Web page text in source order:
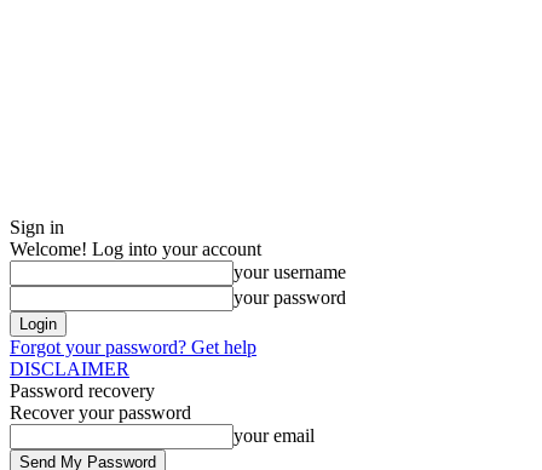
Sign in
Welcome! Log into your account
your username
your password
Forgot your password? Get help
DISCLAIMER
Password recovery
Recover your password
your email